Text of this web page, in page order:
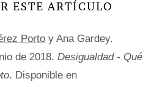
ESTE ARTÍCULO
Porto y Ana Gardey.
de 2018. Desigualdad - Qué
. Disponible en